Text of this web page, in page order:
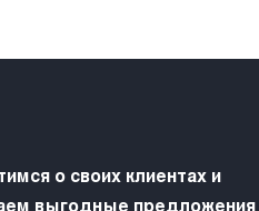
о своих клиентах и
выгодные предложения